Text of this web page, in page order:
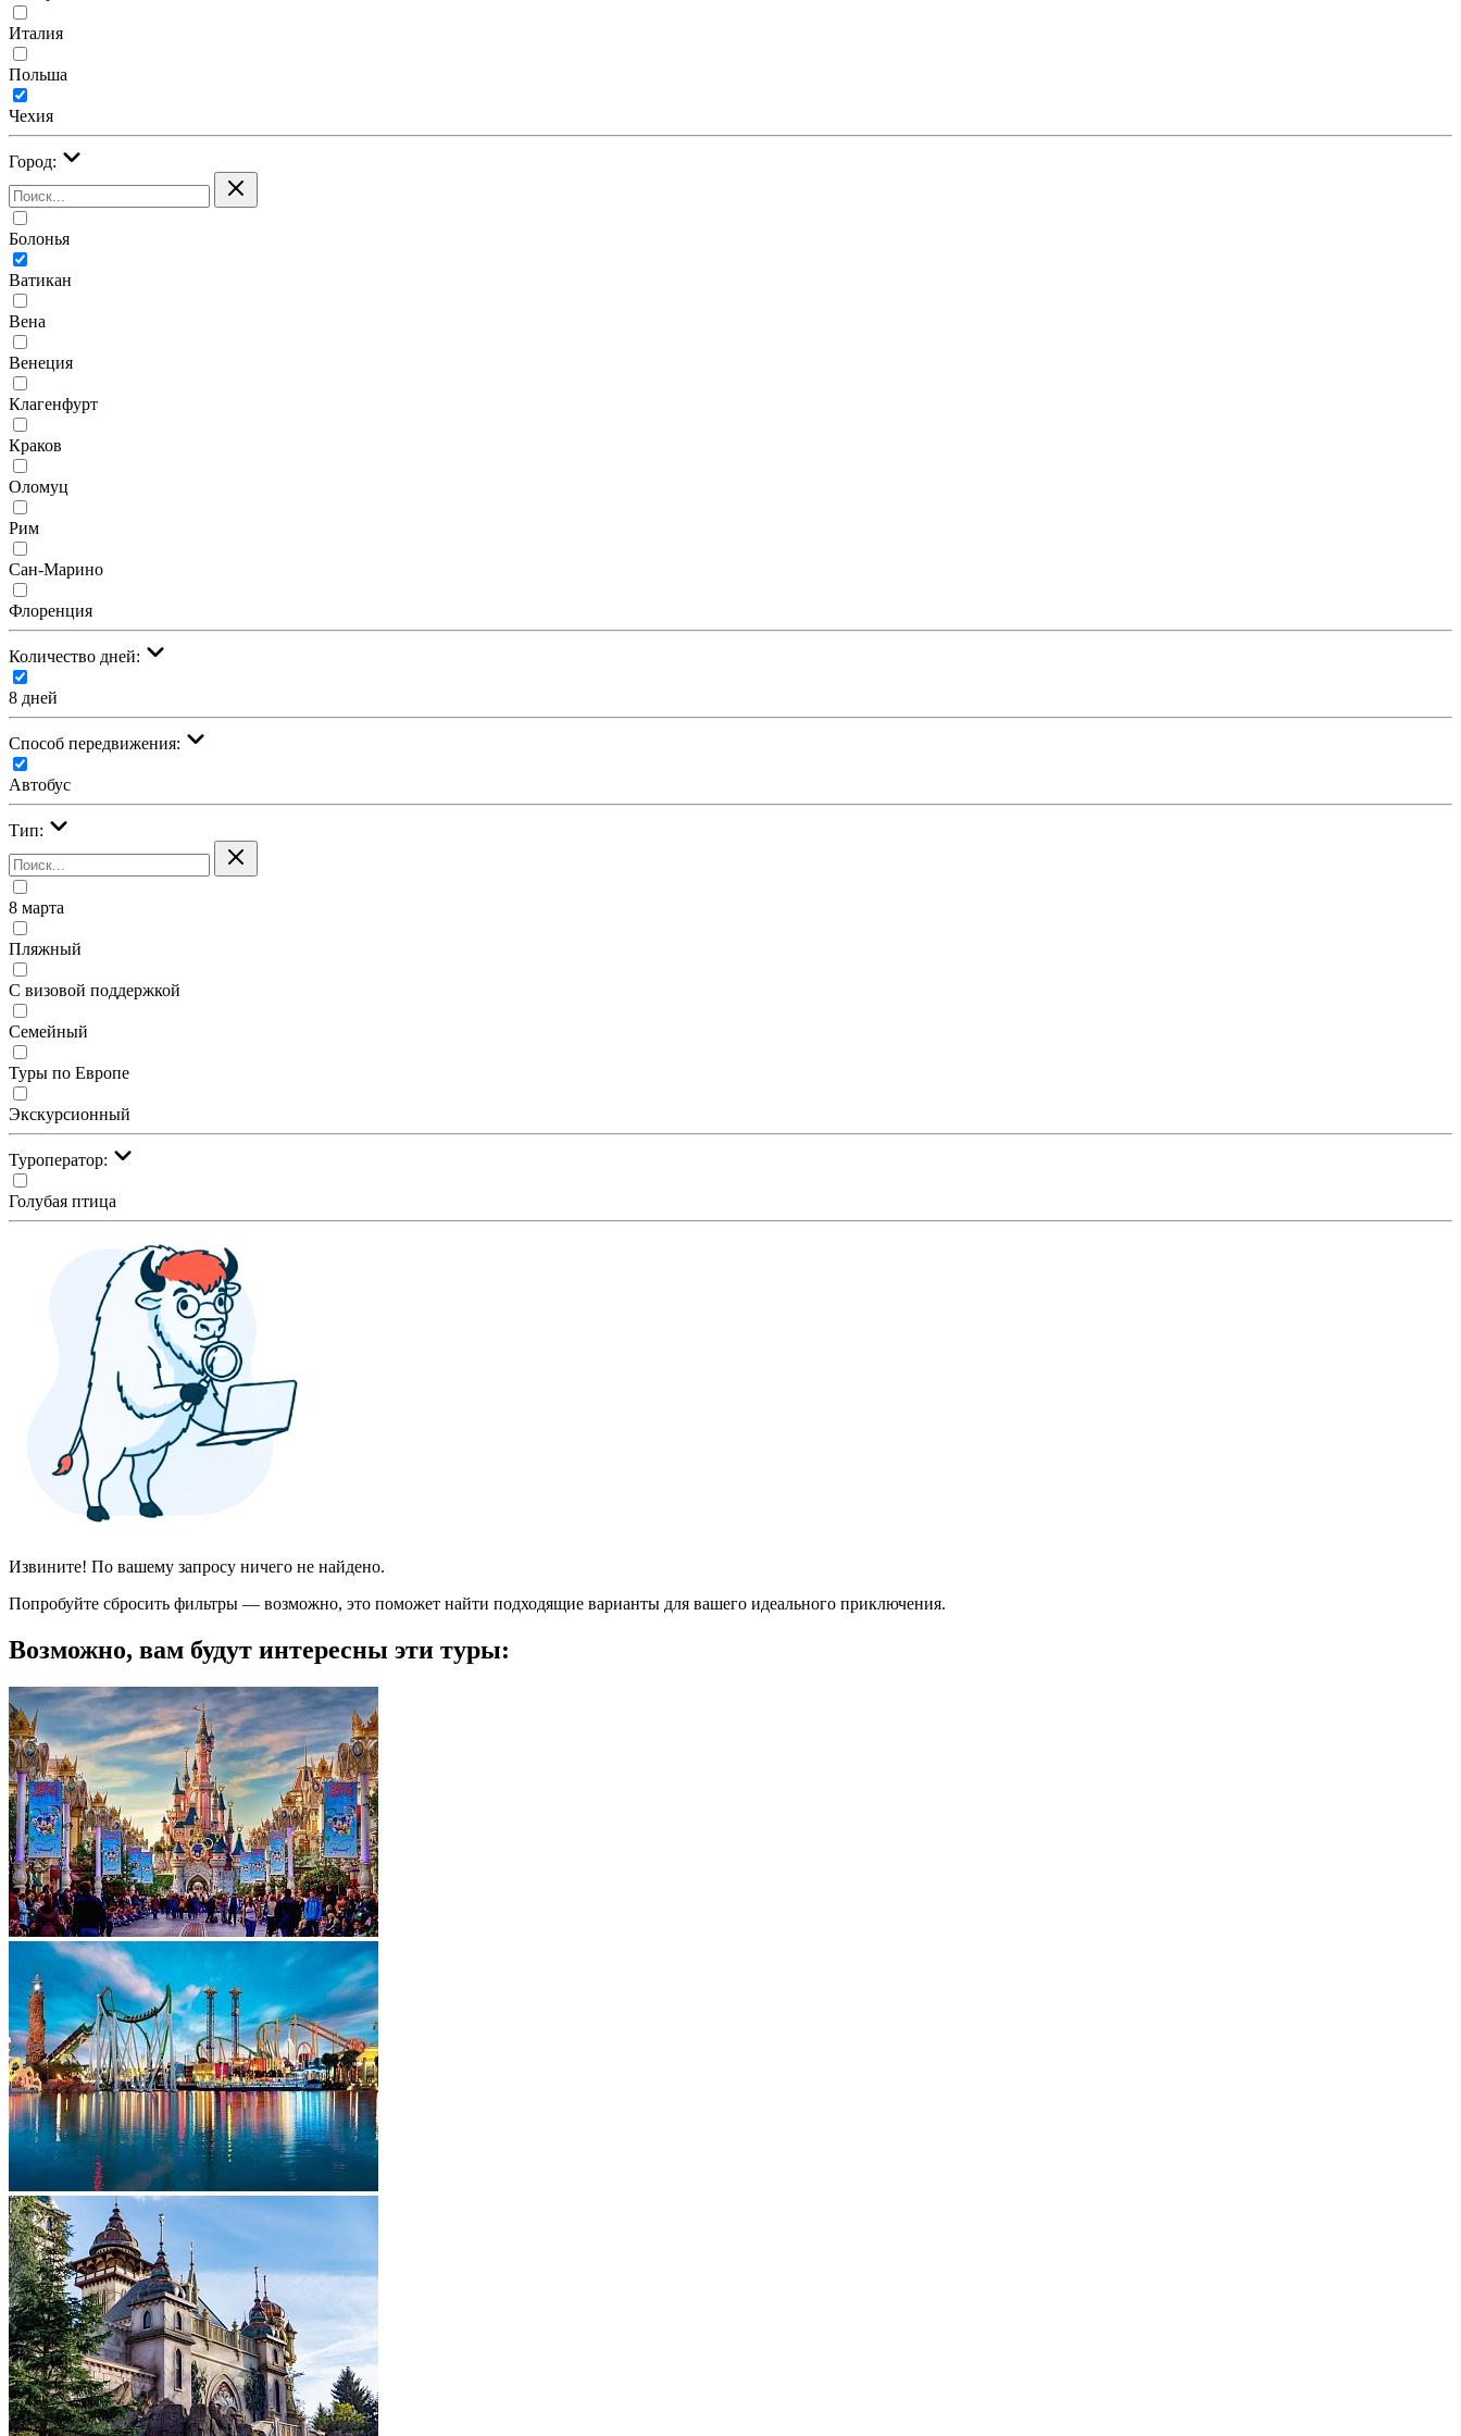
Италия
Польша
Чехия
Город:
Болонья
Ватикан
Вена
Венеция
Клагенфурт
Краков
Оломуц
Рим
Сан-Марино
Флоренция
Количество дней:
8 дней
Cпособ передвижения:
Автобус
Тип:
8 марта
Пляжный
С визовой поддержкой
Семейный
Туры по Европе
Экскурсионный
Туроператор:
Голубая птица
Извините! По вашему запросу ничего не найдено.
Попробуйте сбросить фильтры — возможно, это поможет найти подходящие варианты для вашего идеального приключения.
Возможно, вам будут интересны эти туры: